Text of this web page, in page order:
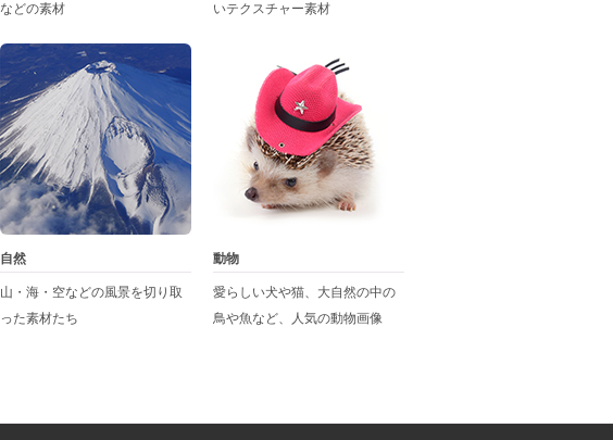
などの素材
いテクスチャー素材
自然
山・海・空などの風景を切り取
った素材たち
動物
愛らしい犬や猫、大自然の中の
鳥や魚など、人気の動物画像